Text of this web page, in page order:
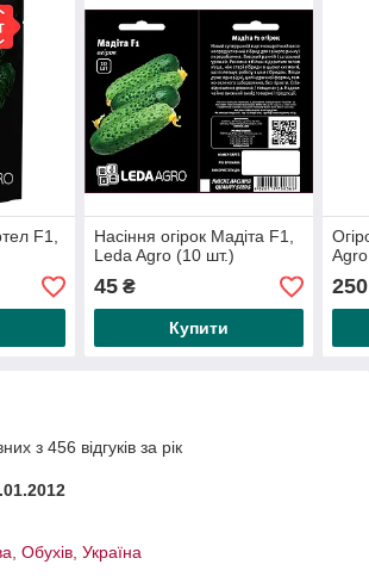
F1,
Насіння огірок Мадіта F1,
Leda Agro (10 шт.)
45₴
Купити
250
з 456 відгуків за рік
Обухів, Україна